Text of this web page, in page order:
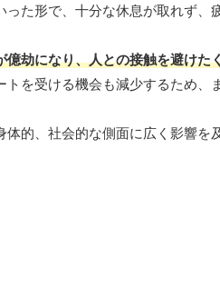
た形で、十分な休息が取れず、
億劫になり、人との接触を避けた
を受ける機会も減少するため、
的、社会的な側面に広く影響を